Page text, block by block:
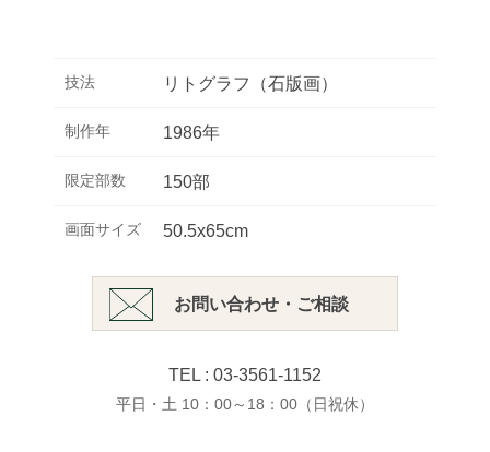
技法 リトグラフ（石版画）
制作年 1986年
限定部数 150部
画面サイズ 50.5x65cm
お問い合わせ・ご相談
TEL : 03-3561-1152
平日・土 10：00～18：00（日祝休）